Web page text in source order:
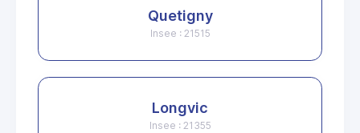
Quetigny
Insee : 21515
Longvic
Insee : 21355